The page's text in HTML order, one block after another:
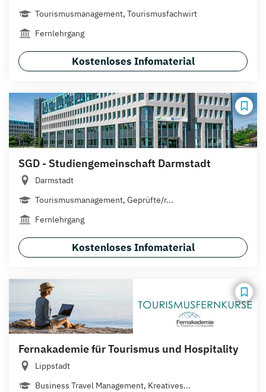
Tourismusmanagement, Tourismusfachwirt
Fernlehrgang
Kostenloses Infomaterial
SGD - Studiengemeinschaft Darmstadt
Darmstadt
Tourismusmanagement, Geprüfte/r...
Fernlehrgang
Kostenloses Infomaterial
Fernakademie für Tourismus und Hospitality
Lippstadt
Business Travel Management, Kreatives...